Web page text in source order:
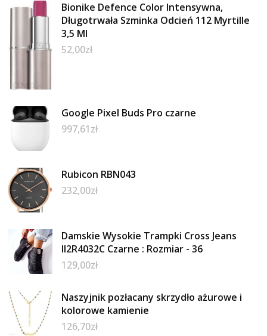
Bionike Defence Color Intensywna,
Długotrwała Szminka Odcień 112 Myrtille
3,5 Ml
52,00zł
Google Pixel Buds Pro czarne
997,61zł
Rubicon RBN043
232,00zł
Damskie Wysokie Trampki Cross Jeans
II2R4032C Czarne : Rozmiar - 36
129,00zł
Naszyjnik pozłacany skrzydło ażurowe i
kolorowe kamienie
126,70zł